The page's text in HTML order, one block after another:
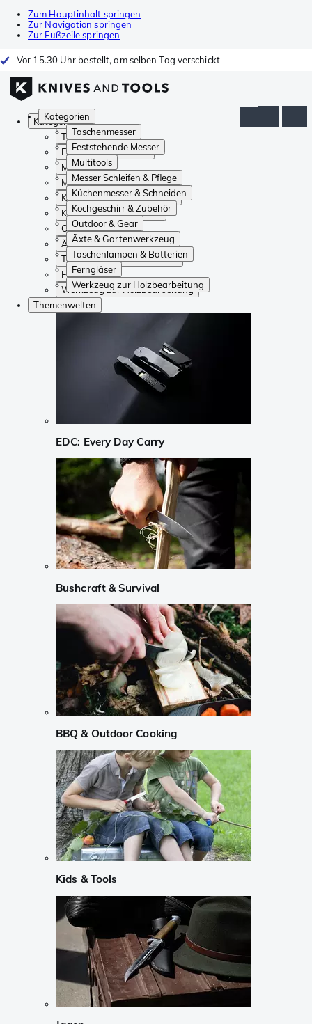
Zum Hauptinhalt springen
Zur Navigation springen
Zur Fußzeile springen
Vor 15.30 Uhr bestellt, am selben Tag verschickt
Kategorien
Taschenmesser
Feststehende Messer
Multitools
Messer Schleifen & Pflege
Küchenmesser & Schneiden
Kochgeschirr & Zubehör
Outdoor & Gear
Äxte & Gartenwerkzeug
Taschenlampen & Batterien
Ferngläser
Werkzeug zur Holzbearbeitung
Kategorien
Taschenmesser
Feststehende Messer
Multitools
Messer Schleifen & Pflege
Küchenmesser & Schneiden
Kochgeschirr & Zubehör
Outdoor & Gear
Äxte & Gartenwerkzeug
Taschenlampen & Batterien
Ferngläser
Werkzeug zur Holzbearbeitung
Themenwelten
EDC: Every Day Carry
Bushcraft & Survival
BBQ & Outdoor Cooking
Kids & Tools